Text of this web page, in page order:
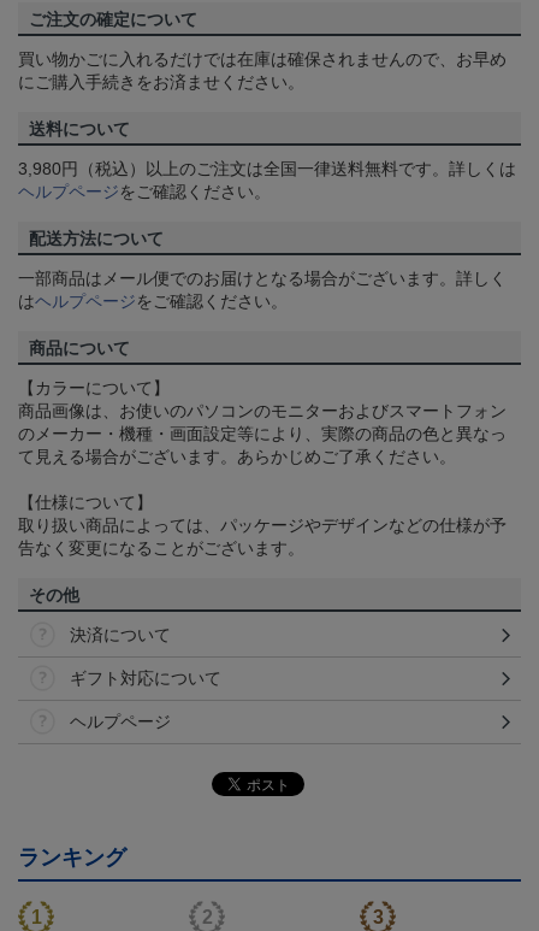
ご注文の確定について
買い物かごに入れるだけでは在庫は確保されませんので、お早め
にご購入手続きをお済ませください。
送料について
3,980円（税込）以上のご注文は全国一律送料無料です。詳しくは
ヘルプページをご確認ください。
配送方法について
一部商品はメール便でのお届けとなる場合がございます。詳しく
はヘルプページをご確認ください。
商品について
【カラーについて】
商品画像は、お使いのパソコンのモニターおよびスマートフォン
のメーカー・機種・画面設定等により、実際の商品の色と異なっ
て見える場合がございます。あらかじめご了承ください。
【仕様について】
取り扱い商品によっては、パッケージやデザインなどの仕様が予
告なく変更になることがございます。
その他
決済について
ギフト対応について
ヘルプページ
ランキング